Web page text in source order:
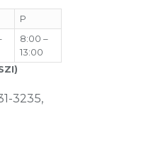
P
8:00 –
13:00
3235,